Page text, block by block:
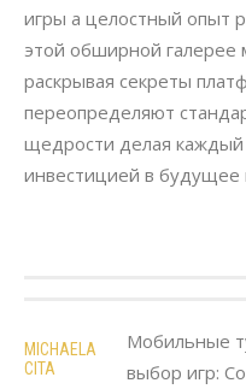
игры а целостный опыт
этой обширной галерее
раскрывая секреты
переопределяют
щедрости делая каждый
инвестицией в будущее
MICHAELA
CITA
Мобильные
выбор игр: